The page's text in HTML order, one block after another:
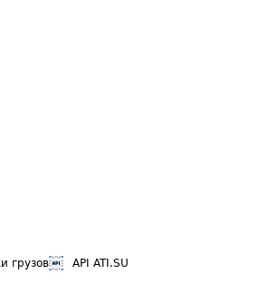
грузов API ATI.SU